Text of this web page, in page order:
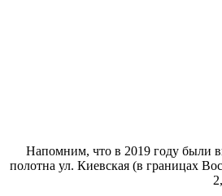
Напомним, что в 2019 году были
полотна ул. Киевская (в границах